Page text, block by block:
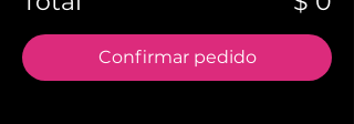
Confirmar pedido